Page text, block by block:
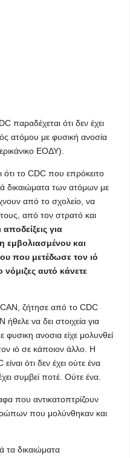
παραδέχεται ότι δεν έχει
ατόμου με φυσική ανοσία
ΕΟΔΥ).
το CDC που επρόκειτο
δικαιώματα των ατόμων με
από το σχολείο, να
από τον στρατό και
για
εμβολιασμένου και
που μετέδωσε τον ιό
αυτό κάνετε
ζήτησε από το CDC
να δει στοιχεία για
ανοσια είχε μολυνθεί
ιό σε κάποιον άλλο. Η
ότι δεν έχει ούτε ένα
συμβεί ποτέ. Ούτε ένα.
που αντικατοπτρίζουν
που μολύνθηκαν και
τα δικαιώματα